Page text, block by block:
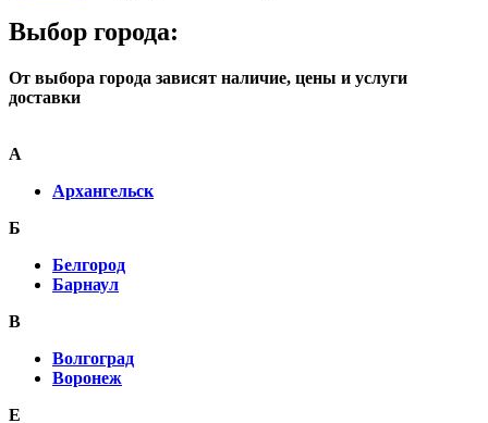
Выбор города:
От выбора города зависят наличие, цены и услуги
доставки
А
Архангельск
Б
Белгород
Барнаул
В
Волгоград
Воронеж
E